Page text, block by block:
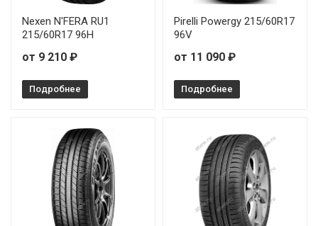
Nexen N'FERA RU1
215/60R17 96H
от 9 210 ₽
Подробнее
Pirelli Powergy 215/60R17
96V
от 11 090 ₽
Подробнее